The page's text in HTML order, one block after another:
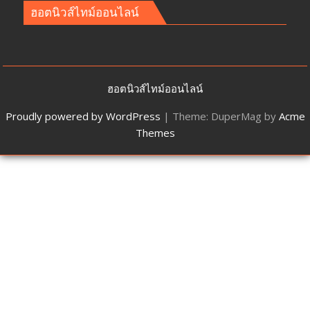
ฮอตนิวส์ไทม์ออนไลน์
ฮอตนิวส์ไทม์ออนไลน์
Proudly powered by WordPress | Theme: DuperMag by Acme
Themes